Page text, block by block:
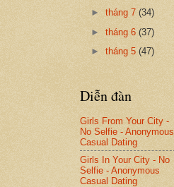
►tháng 7(34)
►tháng 6(37)
►tháng 5(47)
Diễn đàn
Girls From Your City -
No Selfie - Anonymous
Casual Dating
Girls In Your City - No
Selfie - Anonymous
Casual Dating